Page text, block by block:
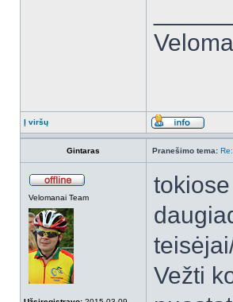
Į viršų
Gintaras Pranešimo tema:
Velomanai Team
Vežti